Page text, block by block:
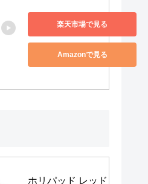
楽天市場で見る
Amazonで見る
ホリパッド レッド